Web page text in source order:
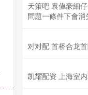
天策吧 袁偉豪細
問題一條件下會消
对对配 首桥合龙
凯耀配资 上海室